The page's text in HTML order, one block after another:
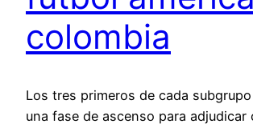
colombia
Los tres primeros de cada
una fase de ascenso para adjudicar